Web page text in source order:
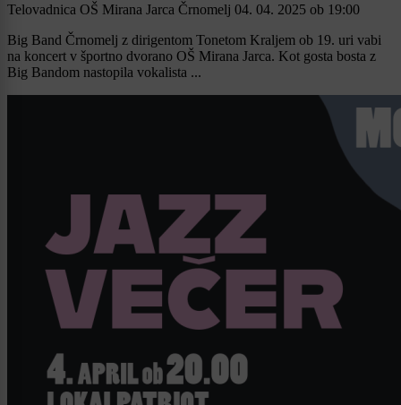
Telovadnica OŠ Mirana Jarca Črnomelj 04. 04. 2025 ob 19:00
Big Band Črnomelj z dirigentom Tonetom Kraljem ob 19. uri vabi
na koncert v športno dvorano OŠ Mirana Jarca. Kot gosta bosta z
Big Bandom nastopila vokalista ...